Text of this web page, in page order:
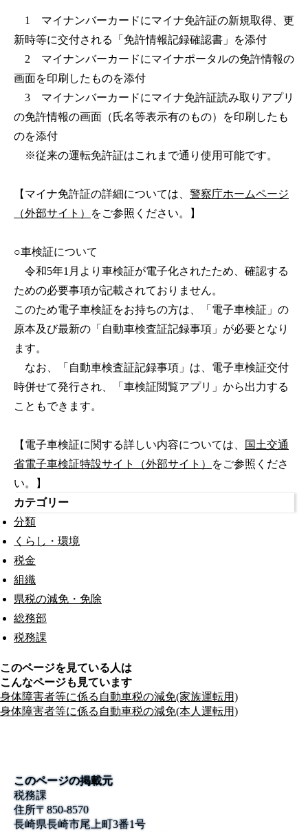
1 マイナンバーカードにマイナ免許証の新規取得、更
新時等に交付される「免許情報記録確認書」を添付
2 マイナンバーカードにマイナポータルの免許情報の
画面を印刷したものを添付
3 マイナンバーカードにマイナ免許証読み取りアプリ
の免許情報の画面（氏名等表示有のもの）を印刷したも
のを添付
※従来の運転免許証はこれまで通り使用可能です。
【マイナ免許証の詳細については、 警察庁ホームページ
（外部サイト）
をご参照ください。】
○車検証について
令和5年1月より車検証が電子化されたため、確認する
ための必要事項が記載されておりません。
このため電子車検証をお持ちの方は、「電子車検証」の
原本及び最新の「自動車検査証記録事項」が必要となり
ます。
なお、「自動車検査証記録事項」は、電子車検証交付
時併せて発行され、「車検証閲覧アプリ」から出力する
こともできます。
【電子車検証に関する詳しい内容については、
国土交通
省電子車検証特設サイト（外部サイト）
をご参照くださ
い。】
カテゴリー
分類
くらし・環境
税金
組織
県税の減免・免除
総務部
税務課
このページを見ている人は
こんなページも見ています
身体障害者等に係る自動車税の減免(家族運転用)
身体障害者等に係る自動車税の減免(本人運転用)
このページの掲載元
税務課
住所〒850-8570
長崎県長崎市尾上町3番1号